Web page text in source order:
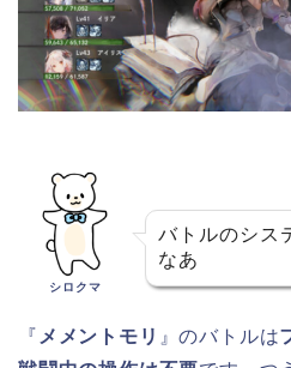
シロクマ
バトルのシス
なあ
『 メメントモリ 』のバトルは